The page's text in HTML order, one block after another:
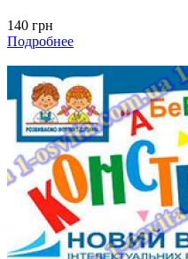
140 грн
Подробнее